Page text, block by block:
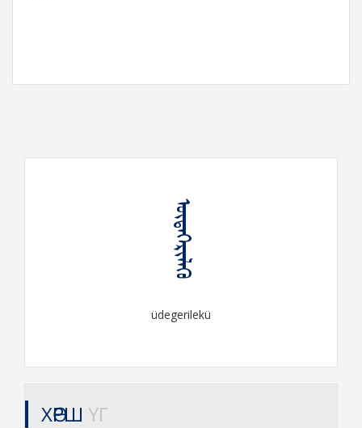
ᠦᠳᠡᠭᠡᠷᠢᠯᠡᠬᠦ
üdegerilekü
ХӨРШ ҮГ